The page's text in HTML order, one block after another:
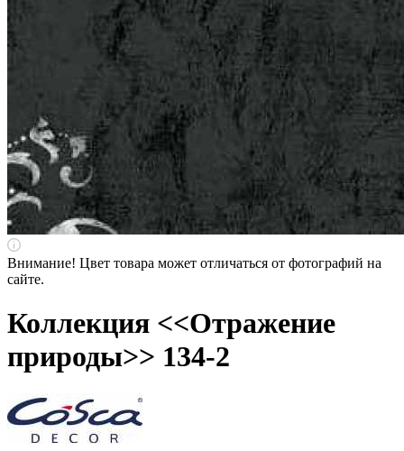
Внимание! Цвет товара может отличаться от фотографий на
сайте.
Коллекция <<Отражение
природы>> 134-2